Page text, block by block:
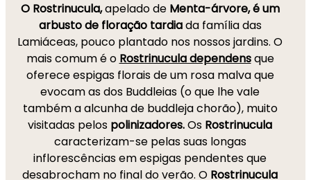
O Rostrinucula,apelado deMenta-árvore, é um
arbusto de floração tardiada família das
Lamiáceas, pouco plantado nos nossos jardins. O
mais comum é o Rostrinucula dependensque
oferece espigas florais de um rosa malva que
evocam as dos Buddleias (o que lhe vale
também a alcunha de buddleja chorão), muito
visitadas pelos polinizadores.Os Rostrinucula
caracterizam-se pelas suas longas
inflorescências em espigas pendentes que
desabrocham no final do verão. O Rostrinucula